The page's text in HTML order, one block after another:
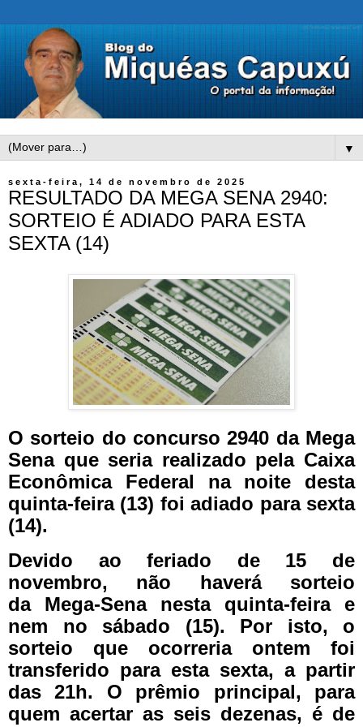
▼
sexta-feira, 14 de novembro de 2025
RESULTADO DA MEGA SENA 2940:
SORTEIO É ADIADO PARA ESTA
SEXTA (14)
O sorteio do concurso 2940 da Mega
Sena que seria realizado pela Caixa
Econômica Federal na noite desta
quinta-feira (13) foi adiado para sexta
(14).
Devido ao feriado de 15 de
novembro, não haverá sorteio
da Mega-Sena nesta quinta-feira e
nem no sábado (15). Por isto, o
sorteio que ocorreria ontem foi
transferido para esta sexta, a partir
das 21h. O prêmio principal, para
quem acertar as seis dezenas, é de